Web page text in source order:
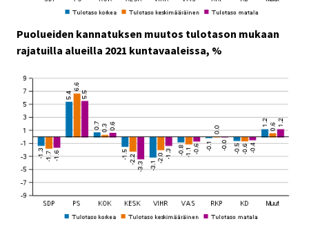
Puolueiden kannatuksen muutos tulotason mukaan
rajatuilla alueilla 2021 kuntavaaleissa, %